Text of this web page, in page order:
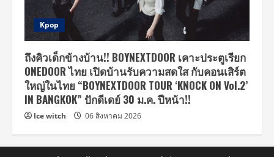
Kpop
ถึงคิวเด็กข้างบ้าน!! BOYNEXTDOOR เคาะประตูเรียก
ONEDOOR ไทย เปิดบ้านรับความสดใส กับคอนเสิร์ต
ใหญ่ในไทย “BOYNEXTDOOR TOUR ‘KNOCK ON Vol.2’
IN BANGKOK” ปักดีเดย์ 30 ม.ค. ปีหน้า!!
Ice witch 06 สิงหาคม 2026